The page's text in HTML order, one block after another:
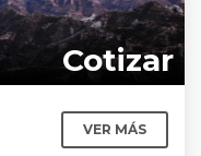
Cotizar
VER MÁS